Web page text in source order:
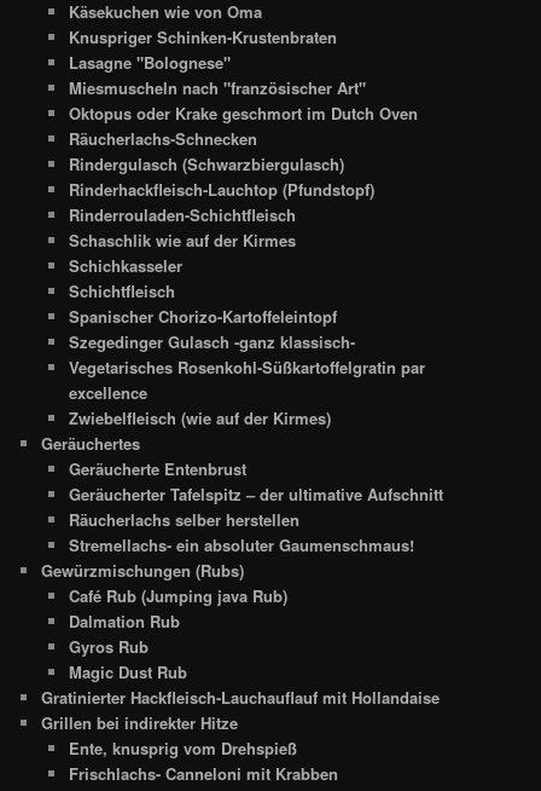
Käsekuchen wie von Oma
Knuspriger Schinken-Krustenbraten
Lasagne "Bolognese"
Miesmuscheln nach "französischer Art"
Oktopus oder Krake geschmort im Dutch Oven
Räucherlachs-Schnecken
Rindergulasch (Schwarzbiergulasch)
Rinderhackfleisch-Lauchtop (Pfundstopf)
Rinderrouladen-Schichtfleisch
Schaschlik wie auf der Kirmes
Schichkasseler
Schichtfleisch
Spanischer Chorizo-Kartoffeleintopf
Szegedinger Gulasch -ganz klassisch-
Vegetarisches Rosenkohl-Süßkartoffelgratin par
excellence
Zwiebelfleisch (wie auf der Kirmes)
Geräuchertes
Geräucherte Entenbrust
Geräucherter Tafelspitz – der ultimative Aufschnitt
Räucherlachs selber herstellen
Stremellachs- ein absoluter Gaumenschmaus!
Gewürzmischungen (Rubs)
Café Rub (Jumping java Rub)
Dalmation Rub
Gyros Rub
Magic Dust Rub
Gratinierter Hackfleisch-Lauchauflauf mit Hollandaise
Grillen bei indirekter Hitze
Ente, knusprig vom Drehspieß
Frischlachs- Canneloni mit Krabben